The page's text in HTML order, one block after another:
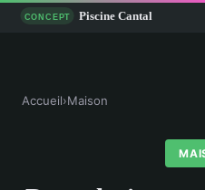
Accueil›Maison